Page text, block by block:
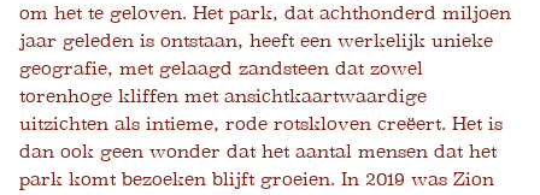
om het te geloven. Het park, dat achthonderd miljoen
jaar geleden is ontstaan, heeft een werkelijk unieke
geografie, met gelaagd zandsteen dat zowel
torenhoge kliffen met ansichtkaartwaardige
uitzichten als intieme, rode rotskloven creëert. Het is
dan ook geen wonder dat het aantal mensen dat het
park komt bezoeken blijft groeien. In 2019 was Zion